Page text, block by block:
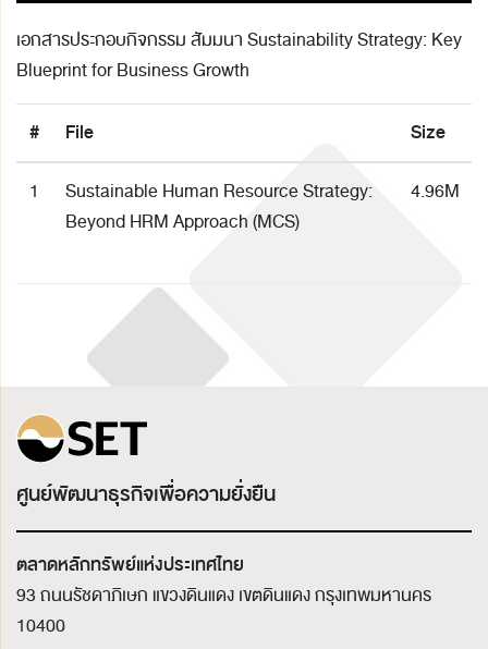
เอกสารประกอบกิจกรรม สัมมนา Sustainability Strategy: Key
Blueprint for Business Growth
# File Size
1
Sustainable Human Resource Strategy:
Beyond HRM Approach (MCS)
4.96M
ศูนย์พัฒนาธุรกิจเพื่อความยั่งยืน
ตลาดหลักทรัพย์แห่งประเทศไทย
93 ถนนรัชดาภิเษก แขวงดินแดง เขตดินแดงกรุงเทพมหานคร
10400